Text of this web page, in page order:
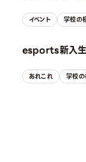
イベント 学校の
esports新入
あれこれ 学校